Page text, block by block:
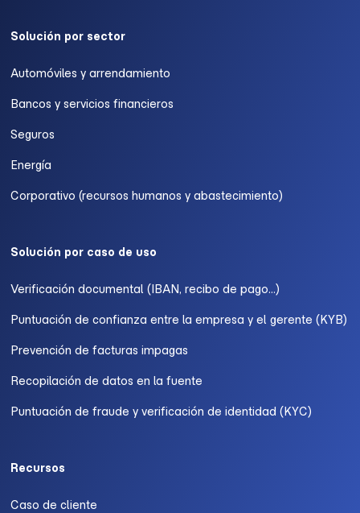
Solución por sector
Automóviles y arrendamiento
Bancos y servicios financieros
Seguros
Energía
Corporativo (recursos humanos y abastecimiento)
Solución por caso de uso
Verificación documental (IBAN, recibo de pago...)
Puntuación de confianza entre la empresa y el gerente (KYB)
Prevención de facturas impagas
Recopilación de datos en la fuente
Puntuación de fraude y verificación de identidad (KYC)
Recursos
Caso de cliente